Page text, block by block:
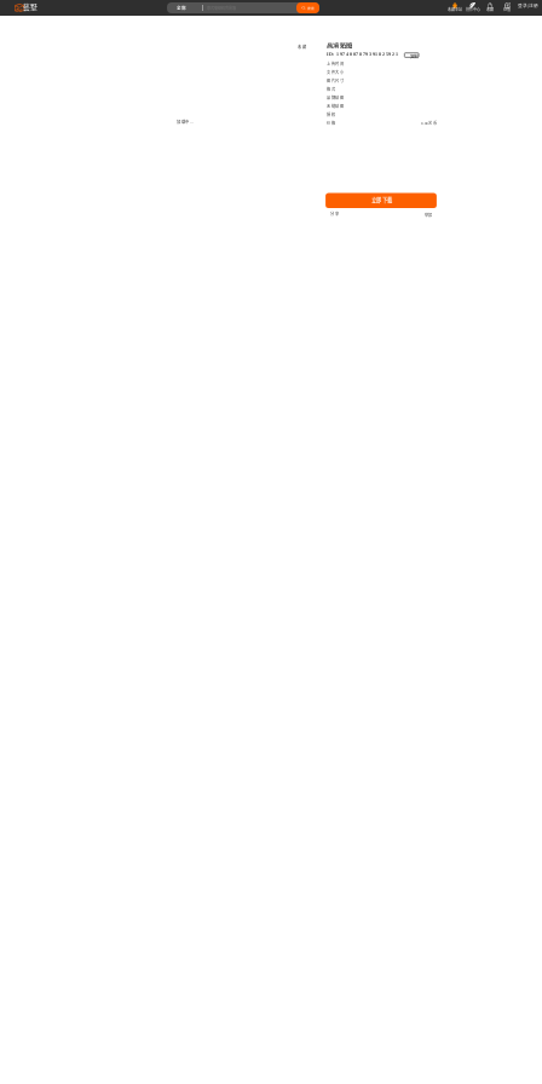
藝墅 全部 搜索 收藏本站 创作中心 收藏 充值
登录 |注册
加载中...
收藏 高清贴图
ID: 1974007879391825921 复制
上传时间
文件大小
图片尺寸
格式
品牌贴图
无缝贴图
授权
价格 0.00艺币
立即下载
分享 举报